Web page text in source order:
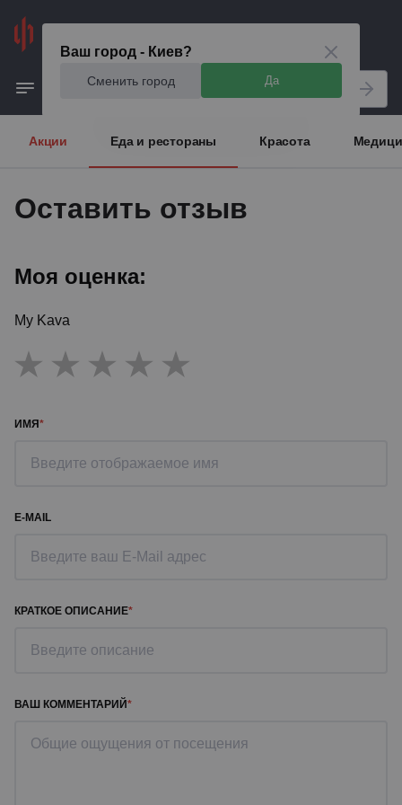
Ваш город - Киев?
Сменить город Да
Акции Еда и рестораны Красота
Оставить отзыв
Моя оценка:
My Kava
ИМЯ
E-MAIL
КРАТКОЕ ОПИСАНИЕ
ВАШ КОММЕНТАРИЙ